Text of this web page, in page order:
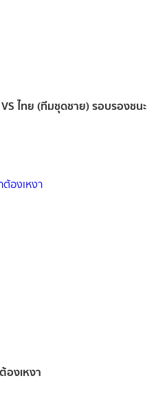
ไทย (ทีมชุดชาย) รอบรองชนะ
องเหงา